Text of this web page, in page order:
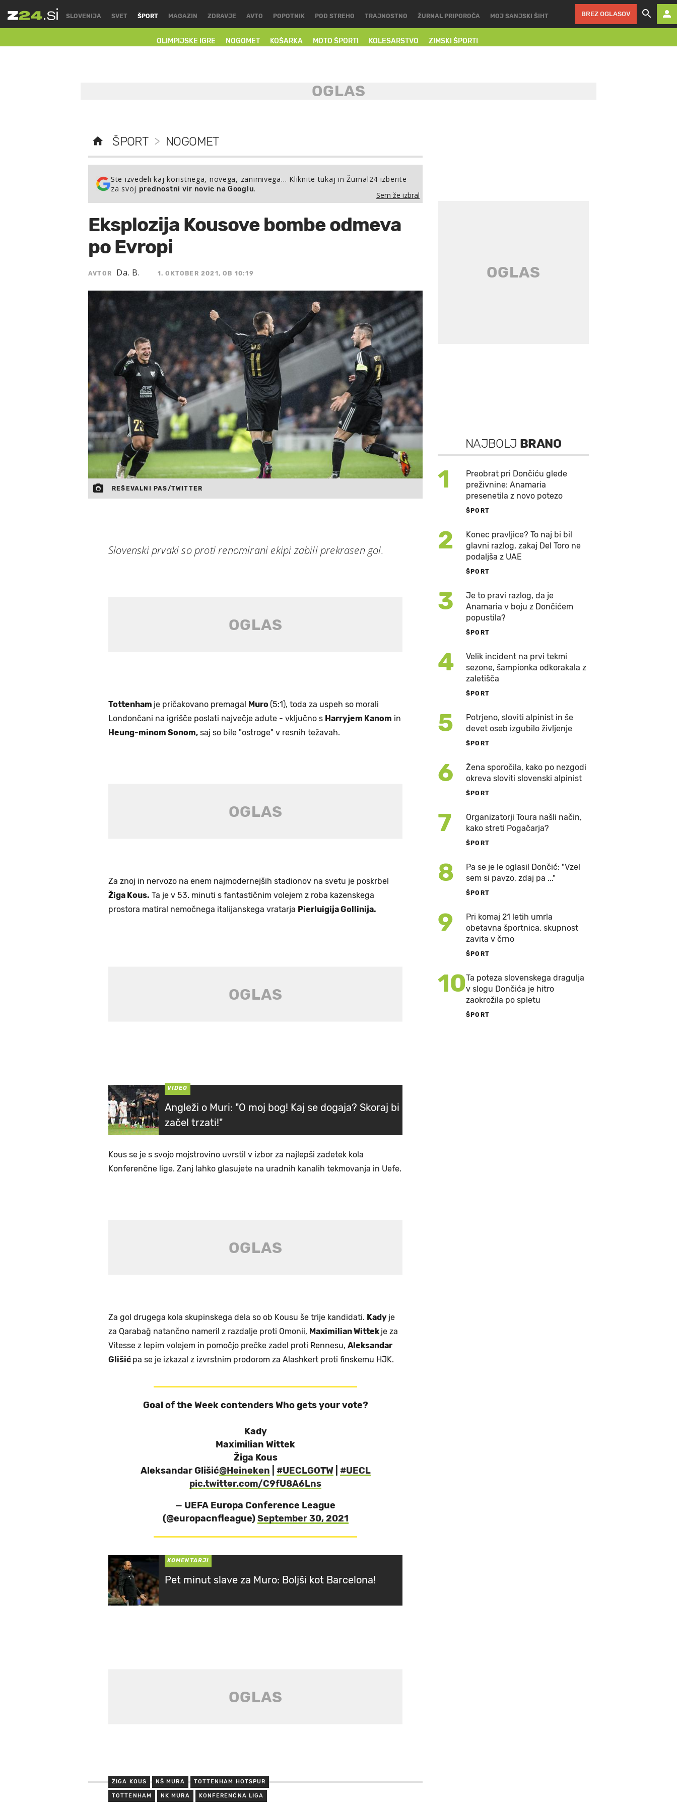
SLOVENIJA SVET ŠPORT
OLIMPIJSKE IGRE NOGOMET KOŠARKA MOTO ŠPORTI KOLESARSTVO ZIMSKI ŠPORTI
MAGAZIN ZDRAVJE AVTO POPOTNIK POD STREHO TRAJNOSTNO ŽURNAL PRIPOROČA MOJ SANJSKI ŠIHT BREZ OGLASOV
ŠPORT > NOGOMET
Ste izvedeli kaj koristnega, novega, zanimivega… Kliknite tukaj in Žurnal24 izberite
za svoj prednostni vir novic na Googlu.
Sem že izbral
Eksplozija Kousove bombe odmeva
po Evropi
AVTOR Da. B. 1. OKTOBER 2021, OB 10:19
REŠEVALNI PAS/TWITTER
Slovenski prvaki so proti renomirani ekipi zabili prekrasen gol.
Tottenham je pričakovano premagal Muro (5:1), toda za uspeh so morali
Londončani na igrišče poslati največje adute - vključno s Harryjem Kanom in
Heung-minom Sonom, saj so bile "ostroge" v resnih težavah.
Za znoj in nervozo na enem najmodernejših stadionov na svetu je poskrbel
Žiga Kous. Ta je v 53. minuti s fantastičnim volejem z roba kazenskega
prostora matiral nemočnega italijanskega vratarja Pierluigija Gollinija.
VIDEO
Angleži o Muri: "O moj bog! Kaj se dogaja? Skoraj bi
začel trzati!"
Kous se je s svojo mojstrovino uvrstil v izbor za najlepši zadetek kola
Konferenčne lige. Zanj lahko glasujete na uradnih kanalih tekmovanja in Uefe.
Za gol drugega kola skupinskega dela so ob Kousu še trije kandidati. Kady je
za Qarabağ natančno nameril z razdalje proti Omonii, Maximilian Wittekje za
Vitesse z lepim volejem in pomočjo prečke zadel proti Rennesu, Aleksandar
Glišić pa se je izkazal z izvrstnim prodorom za Alashkert proti finskemu HJK.
Goal of the Week contenders Who gets your vote?
Kady
Maximilian Wittek
Žiga Kous
Aleksandar Glišić@Heineken #UECLGOTW| #UECL
pic.twitter.com/C9fU8A6Lns
— UEFA Europa Conference League
(@europacnfleague)September 30, 2021
KOMENTARJI
Pet minut slave za Muro: Boljši kot Barcelona!
ŽIGA KOUS NŠ MURA TOTTENHAM HOTSPUR
TOTTENHAM NK MURA KONFERENČNA LIGA
NAJBOLJ BRANO
1
Preobrat pri Dončiću glede
preživnine: Anamaria
presenetila z novo potezo
ŠPORT
2
Konec pravljice? To naj bi bil
glavni razlog, zakaj Del Toro ne
podaljša z UAE
ŠPORT
3
Je to pravi razlog, da je
Anamaria v boju z Dončićem
popustila?
ŠPORT
4
Velik incident na prvi tekmi
sezone, šampionka odkorakala z
zaletišča
ŠPORT
5
Potrjeno, sloviti alpinist in še
devet oseb izgubilo življenje
ŠPORT
6
Žena sporočila, kako po nezgodi
okreva sloviti slovenski alpinist
ŠPORT
7
Organizatorji Toura našli način,
kako streti Pogačarja?
ŠPORT
8
Pa se je le oglasil Dončić: "Vzel
sem si pavzo, zdaj pa ..."
ŠPORT
9
Pri komaj 21 letih umrla
obetavna športnica, skupnost
zavita v črno
ŠPORT
10Ta poteza slovenskega dragulja
v slogu Dončića je hitro
zaokrožila po spletu
ŠPORT